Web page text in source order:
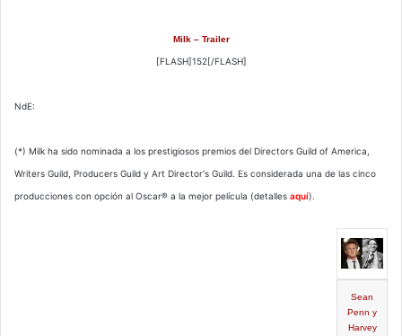
Milk – Trailer
[FLASH]152[/FLASH]
NdE:
(*) Milk ha sido nominada a los prestigiosos premios del Directors Guild of America,
Writers Guild, Producers Guild y Art Director's Guild. Es considerada una de las cinco
producciones con opción al Oscar® a la mejor película (detalles aquí).
Sean
Penn y
Harvey